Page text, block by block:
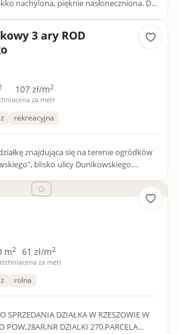
3 ary ROD
107 zł/m2
cena za metr
rekreacyjna
znajdująca się na terenie ogródków
blisko ulicy Dunikowskiego.
m2 61 zł/m2
cena za metr
rolna
SPRZEDANIA DZIAŁKA W RZESZOWIE W
POW,28AR,NR DZIALKI 270.PARCELA